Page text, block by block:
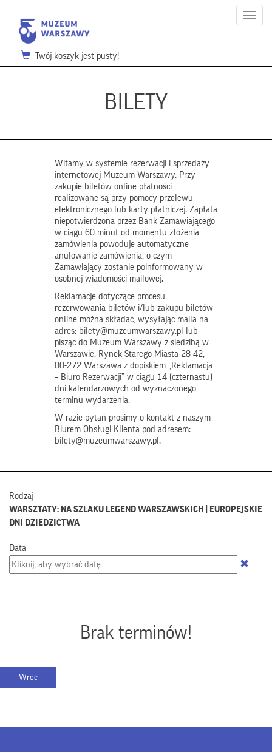
Menu
Twój koszyk jest pusty!
BILETY
Witamy w systemie rezerwacji i sprzedaży
internetowej Muzeum Warszawy. Przy
zakupie biletów online płatności
realizowane są przy pomocy przelewu
elektronicznego lub karty płatniczej. Zapłata
niepotwierdzona przez Bank Zamawiającego
w ciągu 60 minut od momentu złożenia
zamówienia powoduje automatyczne
anulowanie zamówienia, o czym
Zamawiający zostanie poinformowany w
osobnej wiadomości mailowej.
Reklamacje dotyczące procesu
rezerwowania biletów i/lub zakupu biletów
online można składać, wysyłając maila na
adres: bilety@muzeumwarszawy.pl lub
pisząc do Muzeum Warszawy z siedzibą w
Warszawie, Rynek Starego Miasta 28-42,
00-272 Warszawa z dopiskiem „Reklamacja
– Biuro Rezerwacji” w ciągu 14 (czternastu)
dni kalendarzowych od wyznaczonego
terminu wydarzenia.
W razie pytań prosimy o kontakt z naszym
Biurem Obsługi Klienta pod adresem:
bilety@muzeumwarszawy.pl.
Rodzaj
WARSZTATY: NA SZLAKU LEGEND WARSZAWSKICH | EUROPEJSKIE
DNI DZIEDZICTWA
Data
Brak terminów!